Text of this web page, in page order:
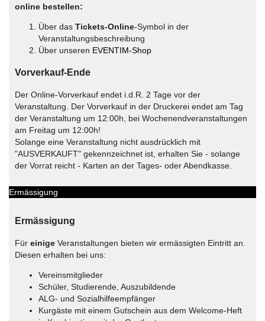
online bestellen:
Über das Tickets-Online-Symbol in der
Veranstaltungsbeschreibung
Über unseren EVENTIM-Shop
Vorverkauf-Ende
Der Online-Vorverkauf endet i.d.R. 2 Tage vor der
Veranstaltung. Der Vorverkauf in der Druckerei endet am Tag
der Veranstaltung um 12:00h, bei Wochenendveranstaltungen
am Freitag um 12:00h!
Solange eine Veranstaltung nicht ausdrücklich mit
"AUSVERKAUFT" gekennzeichnet ist, erhalten Sie - solange
der Vorrat reicht - Karten an der Tages- oder Abendkasse.
Ermässigung
Ermässigung
Für einige Veranstaltungen bieten wir ermässigten Eintritt an.
Diesen erhalten bei uns:
Vereinsmitglieder
Schüler, Studierende, Auszubildende
ALG- und Sozialhilfeempfänger
Kurgäste mit einem Gutschein aus dem Welcome-Heft